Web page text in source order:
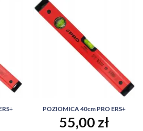
POZIOMICA 40cm PRO ERS+
55,00 zł